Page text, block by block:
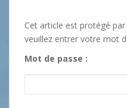
Cet article est protégé
veuillez entrer votre mot
Mot de passe :